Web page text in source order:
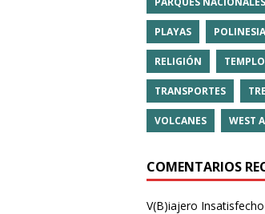
PLAYAS POLINESIA
RELIGIÓN
TRANSPORTES
VOLCANES WEST
COMENTARIOS
V(B)iajero Insatisfecho